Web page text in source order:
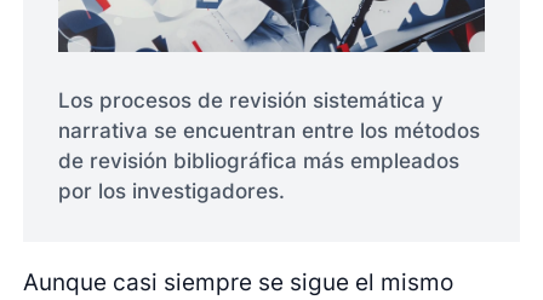
Los procesos de revisión sistemática y
narrativa se encuentran entre los métodos
de revisión bibliográfica más empleados
por los investigadores.
Aunque casi siempre se sigue el mismo